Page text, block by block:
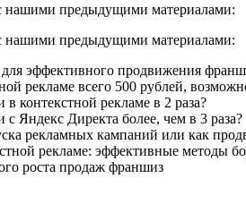
нашими предыдущими материалами:
нашими предыдущими материалами:
эффективного продвижения
рекламе всего 500 рублей,
в контекстной рекламе в 2 раза?
с Яндекс Директа более, чем в 3 раза?
рекламных кампаний или как
рекламе: эффективные методы
роста продаж франшиз